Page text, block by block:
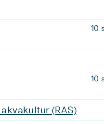
10
10
(RAS)